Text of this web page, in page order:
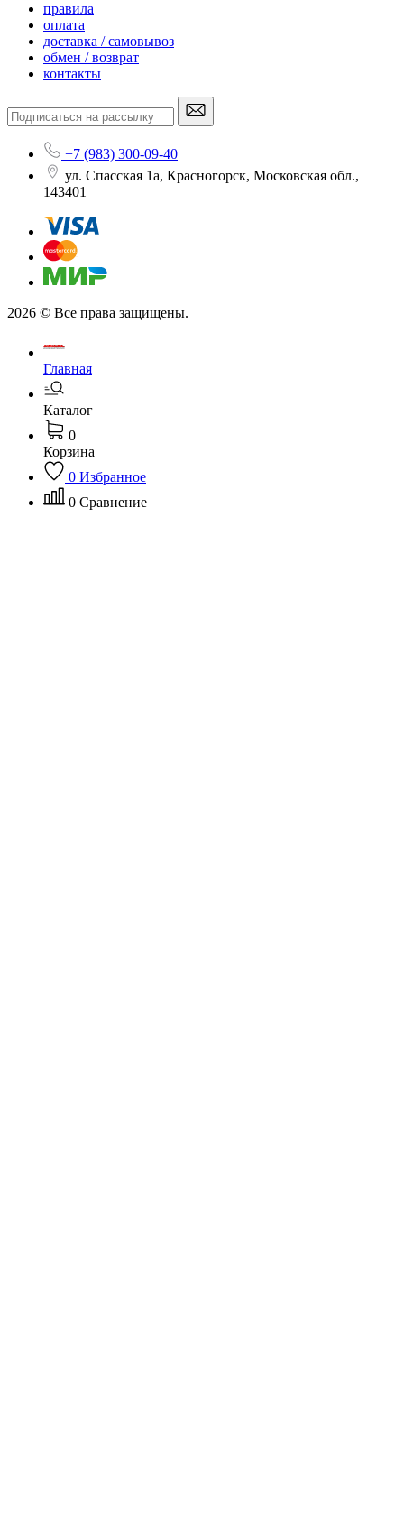
правила
оплата
доставка / самовывоз
обмен / возврат
контакты
+7 (983) 300-09-40
ул. Спасская 1а, Красногорск, Московская обл.,
143401
2026 © Все права защищены.
Главная
Каталог
0
Корзина
0 Избранное
0 Сравнение